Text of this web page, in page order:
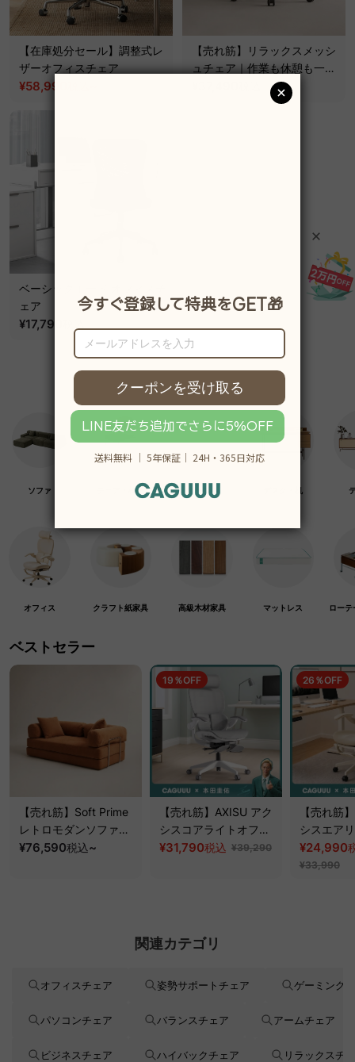
【在庫処分セール】調整式レ
ザーオフィスチェア
¥58,990
【売れ筋】リラックスメッシ
ュチェア｜作業も休憩も一台
で完結するフルサポートオフ
ベーシックモード オフィスチ
ェア
¥17,790
ソファ チェア・椅子 デスク・机
オフィス クラフト紙家具 高級木材家具 マットレス ロー
ベストセラー
【売れ筋】Soft Prime
レトロモダンソファベ
ッド｜20色以上から選
¥76,590税込~
19％OFF
【売れ筋】AXISU アク
シスコアライトオフィ
スチェア
¥31,790税込 ¥39,290
26％OFF
【売れ筋
シスエア
フィスチ
¥24,990
¥33,990
関連カテゴリ
オフィスチェア 姿勢サポートチェア ゲーミング
パソコンチェア バランスチェア アームチェア
ビジネスチェア ハイバックチェア リラックスチ